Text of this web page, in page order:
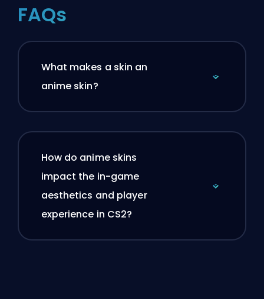
FAQs
What makes a skin an
anime skin?
How do anime skins
impact the in-game
aesthetics and player
experience in CS2?